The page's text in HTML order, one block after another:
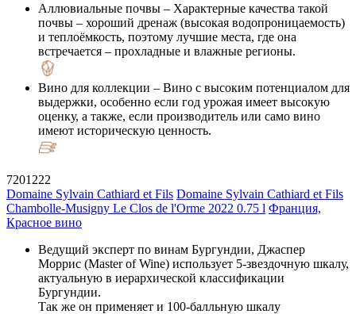
Аллювиальные почвы – Характерные качества такой
почвы – хороший дренаж (высокая водопроницаемость)
и теплоёмкость, поэтому лучшие места, где она
встречается – прохладные и влажные регионы.
Вино для коллекции – Вино с высоким потенциалом для
выдержки, особенно если год урожая имеет высокую
оценку, а также, если производитель или само вино
имеют историческую ценность.
7201222
Domaine Sylvain Cathiard et Fils Domaine Sylvain Cathiard et Fils
Chambolle-Musigny Le Clos de l'Orme 2022 0.75 l Франция,
Красное вино
Ведущий эксперт по винам Бургундии, Джаспер
Моррис (Master of Wine) использует 5-звездочную шкалу,
актуальную в иерархической классификации
Бургундии.
Так же он применяет и 100-балльную шкалу